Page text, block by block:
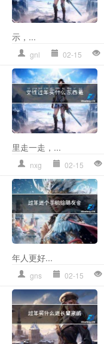
示，...
gnl 02-15
里走一走，...
nxg 02-15
年人更好...
gns 02-15